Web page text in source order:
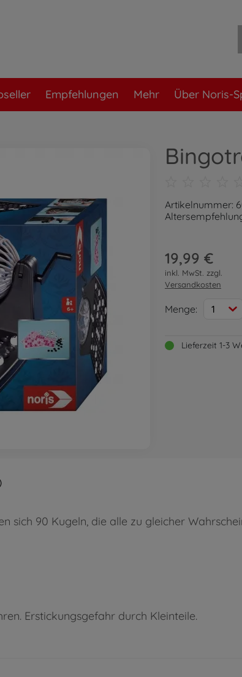
Empfehlungen Mehr Über Noris-
Artikelnummer:
19,99 €
inkl. MwSt. zzgl.
Versandkosten
Menge: 1
Lieferzeit 1-3
sich 90 Kugeln, die alle zu gleicher
Erstickungsgefahr durch Kleinteile.